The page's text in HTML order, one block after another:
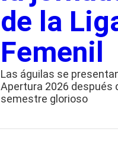
de la
Femenil
Las águilas se
Apertura 2026 después
semestre glorioso